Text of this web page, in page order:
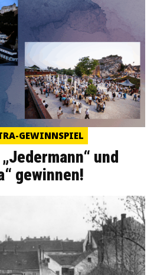
GEWINNSPIEL
und
gewinnen!